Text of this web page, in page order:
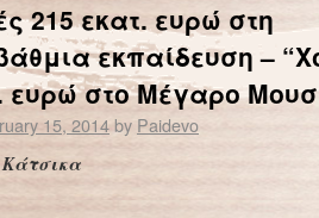
215 εκατ. ευρώ στη
εκπαίδευση –
ευρώ στο Μέγαρο
15, 2014by Paidevo
Κάτσικα